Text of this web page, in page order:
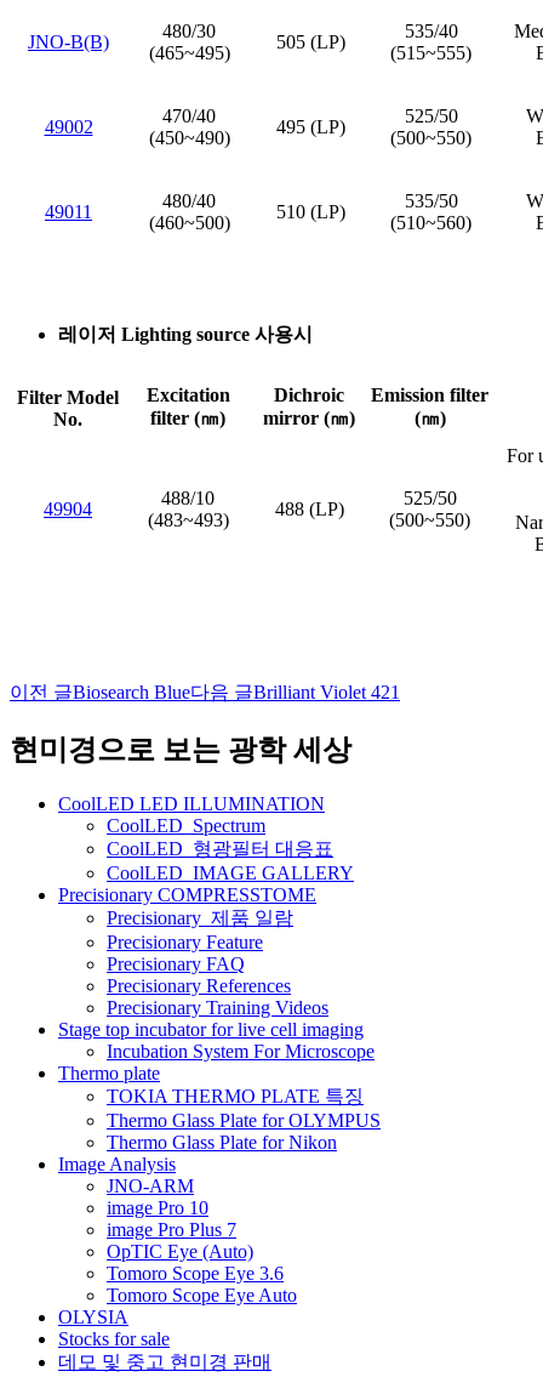
JNO-B(B)
480/30
(465~495)
505 (LP)
535/40
(515~555)
49002
470/40
(450~490)
495 (LP)
525/50
(500~550)
49011
480/40
(460~500)
510 (LP)
535/50
(510~560)
레이저 Lighting source 사용시
Filter Model
No.
Excitation
filter (㎚)
Dichroic
mirror (㎚)
Emission filter
(㎚)
49904
488/10
(483~493)
488 (LP)
525/50
(500~550)
For
글
네
이전 글Biosearch Blue다음 글Brilliant Violet 421
현미경으로 보는 광학 세상
CoolLED LED ILLUMINATION
CoolLED_Spectrum
CoolLED_형광필터 대응표
CoolLED_IMAGE GALLERY
Precisionary COMPRESSTOME
Precisionary_제품 일람
Precisionary Feature
Precisionary FAQ
Precisionary References
Precisionary Training Videos
Stage top incubator for live cell imaging
Incubation System For Microscope
Thermo plate
TOKIA THERMO PLATE 특징
Thermo Glass Plate for OLYMPUS
Thermo Glass Plate for Nikon
Image Analysis
JNO-ARM
image Pro 10
image Pro Plus 7
OpTIC Eye (Auto)
Tomoro Scope Eye 3.6
Tomoro Scope Eye Auto
OLYSIA
Stocks for sale
데모 및 중고 현미경 판매